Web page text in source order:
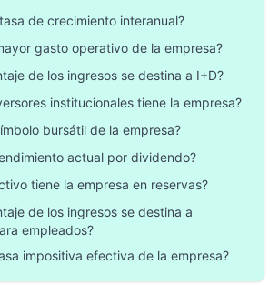
de crecimiento interanual?
gasto operativo de la empresa?
de los ingresos se destina a I+D?
institucionales tiene la empresa?
bursátil de la empresa?
actual por dividendo?
tiene la empresa en reservas?
de los ingresos se destina a
empleados?
impositiva efectiva de la empresa?